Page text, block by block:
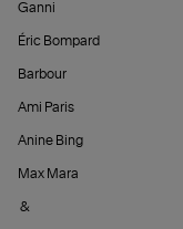
Ganni
Éric Bompard
Barbour
Ami Paris
Anine Bing
Max Mara
&